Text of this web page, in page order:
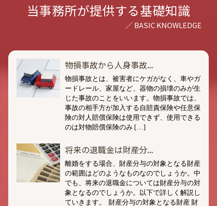
当事務所が提供する基礎知識
物損事故から人身事故...
物損事故とは、被害者にケガがなく、車やガ
ードレール、家屋など、器物の損壊のみが生
じた事故のことをいいます。物損事故では、
事故の相手方が加入する自賠責保険や任意保
険の対人賠償保険は使用できず、使用できる
のは対物賠償保険のみ […]
将来の退職金は財産分...
離婚をする場合、財産分与の対象となる財産
の範囲はどのようなものなのでしょうか。中
でも、将来の退職金については財産分与の対
象となるのでしょうか。以下で詳しく解説し
ていきます。 財産分与の対象となる財産 財